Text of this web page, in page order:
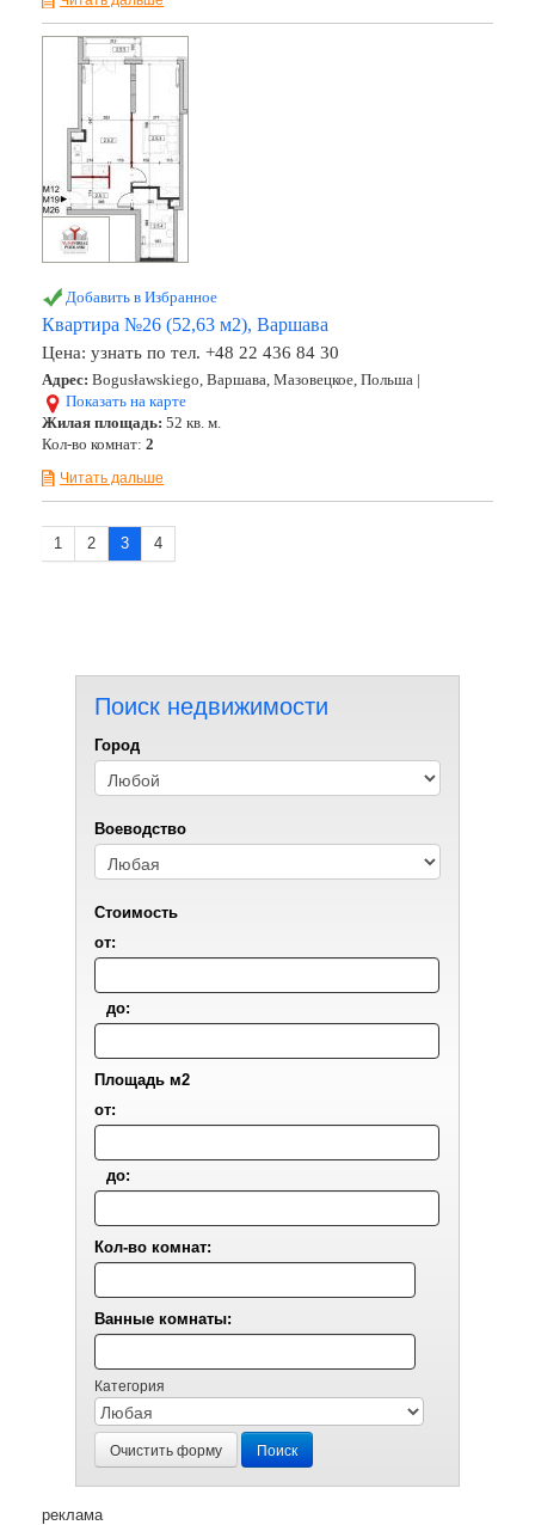
Добавить в Избранное
Квартира №26 (52,63 м2), Варшава
Цена: узнать по тел. +48 22 436 84 30
Адрес: Bogusławskiego, Варшава, Мазовецкое, Польша |
Показать на карте
Жилая площадь: 52 кв. м.
Кол-во комнат: 2
Читать дальше
1 2 3 4
Поиск недвижимости
Город
Воеводствo
Стоимость
от:
до:
Площадь м2
от:
до:
Кол-во комнат:
Ванные комнаты:
Категория
Очистить форму Поиск
реклама